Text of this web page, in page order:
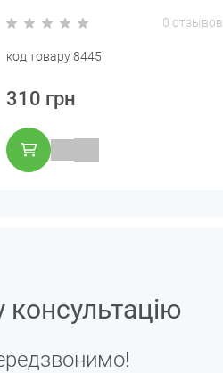
0 отзывов
код товару 8445
310 грн